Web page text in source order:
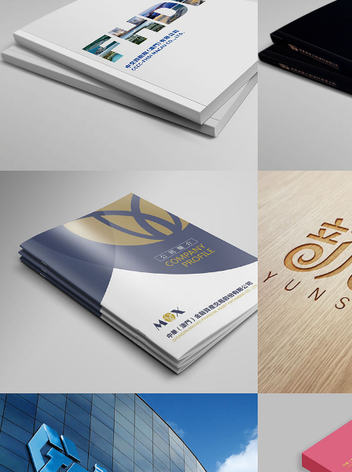
中国交建（澳门）2023年画
册设计
澳门清华
画册目录设计